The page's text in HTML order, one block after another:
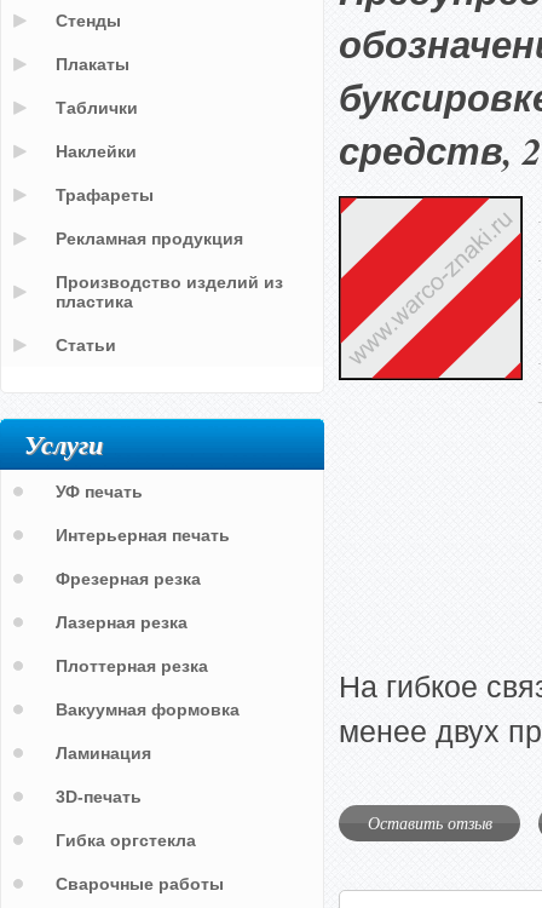
средств,
На гибкое
менее двух
Оставить отзыв
Стенды
Плакаты
Таблички
Наклейки
Трафареты
Рекламная продукция
Производство изделий из
пластика
Статьи
Услуги
УФ печать
Интерьерная печать
Фрезерная резка
Лазерная резка
Плоттерная резка
Вакуумная формовка
Ламинация
3D-печать
Гибка оргстекла
Сварочные работы